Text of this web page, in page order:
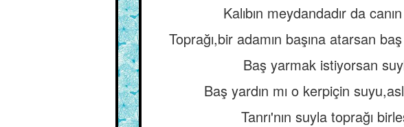
Kalıbın meydandadır da
Toprağı,bir adamın başına atarsan
Baş yarmak istiyorsan
Baş yardın mı o kerpiçin
Tanrı'nın suyla toprağı